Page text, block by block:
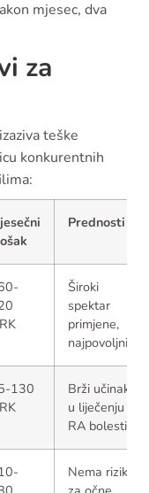
mjesec, dva
za
teške
konkurentnih
Prednosti
Široki
spektar
primjene,
najpovoljniji
130
Brži učinak
u liječenju
RA bolesti
Nema rizika